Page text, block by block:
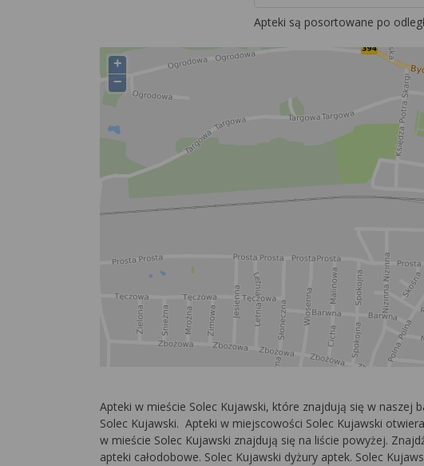
Apteki są posortowane po
+
−
Apteki w mieście Solec Kujawski, które znajdują się w
Solec Kujawski. Apteki w miejscowości Solec Kujawski
w mieście Solec Kujawski znajdują się na liście powyżej.
apteki całodobowe. Solec Kujawski dyżury aptek. Solec